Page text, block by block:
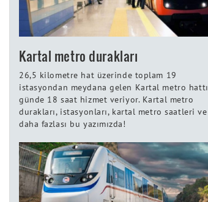
Kartal metro durakları
26,5 kilometre hat üzerinde toplam 19
istasyondan meydana gelen Kartal metro hattı
günde 18 saat hizmet veriyor. Kartal metro
durakları, istasyonları, kartal metro saatleri ve
daha fazlası bu yazımızda!